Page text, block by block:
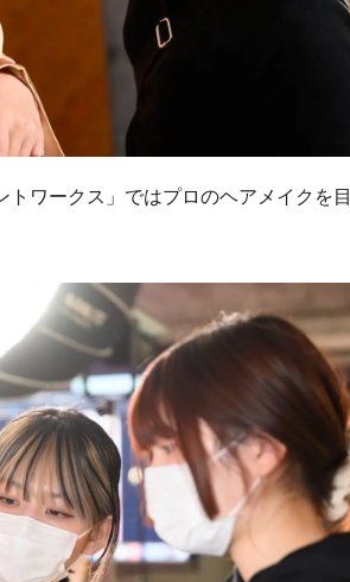
ワークス」ではプロのヘアメイクを